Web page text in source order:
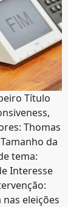
Título
Thomas
da
tema:
Interesse
eleições